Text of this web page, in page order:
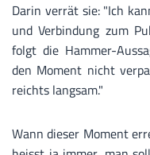
Darin verrät sie: "Ich
und Verbindung zum
folgt die Hammer-
den Moment nicht
reichts langsam."
Wann dieser Moment